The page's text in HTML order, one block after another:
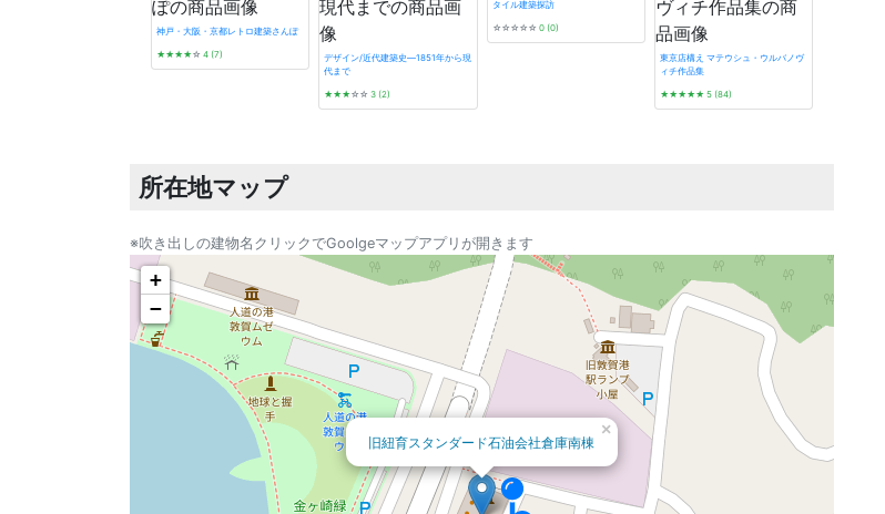
神戸・大阪・京都レトロ建築さんぽ
★★★★☆ 4 (7)
デザイン/近代建築史―1851年から現
代まで
★★★☆☆ 3 (2)
タイル建築探訪
☆☆☆☆☆ 0 (0)
東京店構え マテウシュ・ウルバノヴ
ィチ作品集
★★★★★5 (84)
所在地マップ
※吹き出しの建物名クリックでGoolgeマップアプリが開きます
旧紐育スタンダード石油会社倉庫南棟
×
+
−